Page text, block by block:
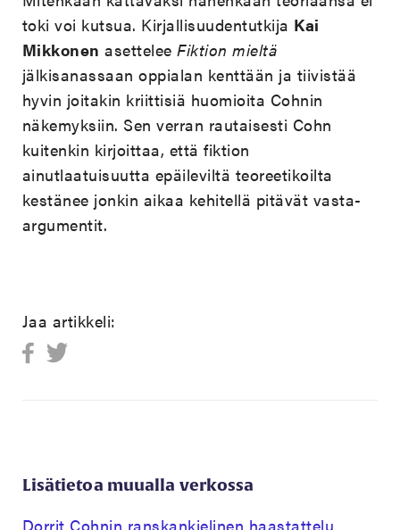
toki voi kutsua. Kirjallisuudentutkija Kai
Mikkonen asetteleeFiktion mieltä
jälkisanassaan oppialan kenttään ja tiivistää
hyvin joitakin kriittisiä huomioita Cohnin
näkemyksiin. Sen verran rautaisesti Cohn
kuitenkin kirjoittaa, että fiktion
ainutlaatuisuutta epäileviltä teoreetikoilta
kestänee jonkin aikaa kehitellä pitävät vasta-
argumentit.
Jaa artikkeli:
Lisätietoa muualla verkossa
Dorrit Cohnin ranskankielinen haastattelu